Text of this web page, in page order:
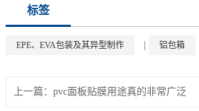
标签
EPE、EVA包装及其异型制作 铝包箱
上一篇： pvc面板贴膜用途真的非常广泛